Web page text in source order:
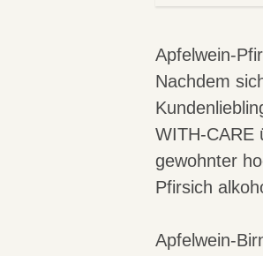
Apfelwein-
Nachdem
WITH-CARE
gewohnter
Pfirsich
Apfelwein-